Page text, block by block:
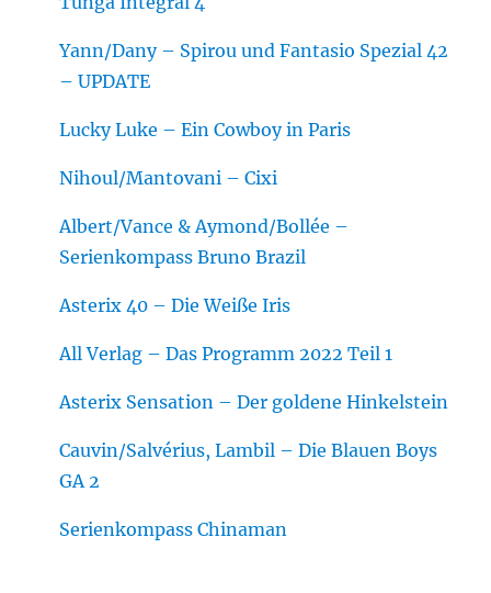
Yann/Dany – Spirou und Fantasio Spezial 42
– UPDATE
Lucky Luke – Ein Cowboy in Paris
Nihoul/Mantovani – Cixi
Albert/Vance & Aymond/Bollée –
Serienkompass Bruno Brazil
Asterix 40 – Die Weiße Iris
All Verlag – Das Programm 2022 Teil 1
Asterix Sensation – Der goldene Hinkelstein
Cauvin/Salvérius, Lambil – Die Blauen Boys
GA 2
Serienkompass Chinaman